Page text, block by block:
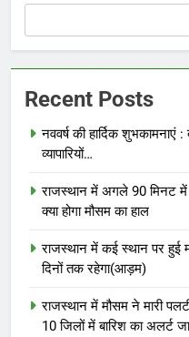
Recent Posts
नववर्ष की हार्दिक
व्यापारियों…
राजस्थान में अगले 90 मिनट
क्या होगा मौसम का हाल
राजस्थान में कई स्थान पर हुई
दिनों तक रहेगा(आड़म)
राजस्थान में मौसम ने मारी
10 जिलों में बारिश का अलर्ट